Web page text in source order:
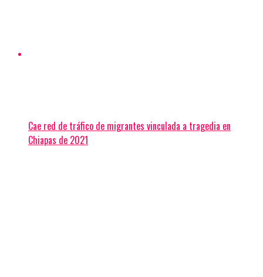
Cae red de tráfico de migrantes vinculada a tragedia en
Chiapas de 2021